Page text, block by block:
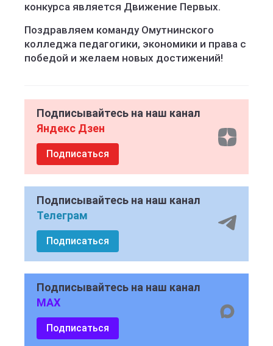
конкурса является Движение Первых.
Поздравляем команду Омутнинского
колледжа педагогики, экономики и права с
победой и желаем новых достижений!
Подписывайтесь на наш канал
Яндекс Дзен
Подписаться
Подписывайтесь на наш канал
Телеграм
Подписаться
Подписывайтесь на наш канал
MAX
Подписаться